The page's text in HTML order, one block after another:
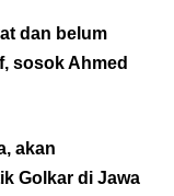
dan belum
sosok Ahmed
akan
Golkar di Jawa